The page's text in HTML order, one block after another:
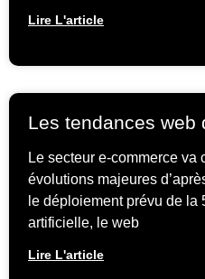
Lire L'article
Les tendances web
Le secteur e-commerce va
évolutions majeures
le déploiement prévu de la
artificielle, le web
Lire L'article